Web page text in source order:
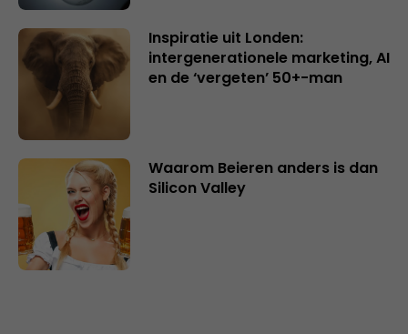
Inspiratie uit Londen:
intergenerationele marketing, AI
en de ‘vergeten’ 50+-man
Waarom Beieren anders is dan
Silicon Valley